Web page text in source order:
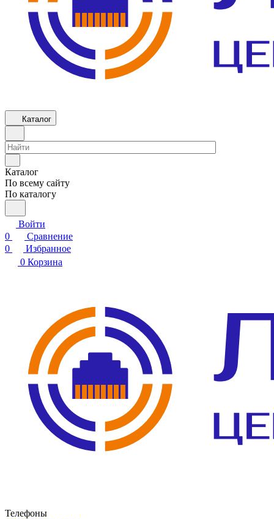
Каталог
Каталог
По всему сайту
По каталогу
Войти
0
Сравнение
0
Избранное
0 Корзина
Телефоны